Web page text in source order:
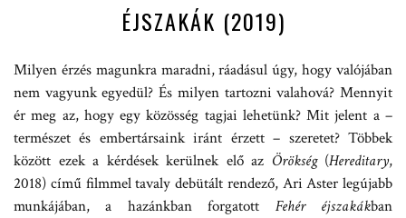
ÉJSZAKÁK (2019)
Milyen érzés magunkra maradni, ráadásul úgy, hogy valójában
nem vagyunk egyedül? És milyen tartozni valahová? Mennyit
ér meg az, hogy egy közösség tagjai lehetünk? Mit jelent a –
természet és embertársaink iránt érzett – szeretet? Többek
között ezek a kérdések kerülnek elő az Örökség (Hereditary,
2018) című filmmel tavaly debütált rendező, Ari Aster legújabb
munkájában, a hazánkban forgatott Fehér éjszakákban